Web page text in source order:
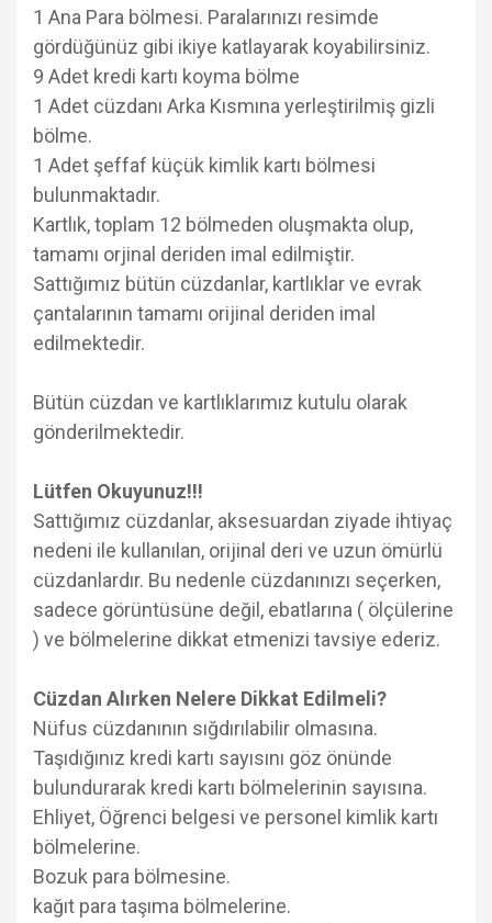
1 Ana Para bölmesi. Paralarınızı resimde
gördüğünüz gibi ikiye katlayarak koyabilirsiniz.
9 Adet kredi kartı koyma bölme
1 Adet cüzdanı Arka Kısmına yerleştirilmiş gizli
bölme.
1 Adet şeffaf küçük kimlik kartı bölmesi
bulunmaktadır.
Kartlık, toplam 12 bölmeden oluşmakta olup,
tamamı orjinal deriden imal edilmiştir.
Sattığımız bütün cüzdanlar, kartlıklar ve evrak
çantalarının tamamı orijinal deriden imal
edilmektedir.
Bütün cüzdan ve kartlıklarımız kutulu olarak
gönderilmektedir.
Lütfen Okuyunuz!!!
Sattığımız cüzdanlar, aksesuardan ziyade ihtiyaç
nedeni ile kullanılan, orijinal deri ve uzun ömürlü
cüzdanlardır. Bu nedenle cüzdanınızı seçerken,
sadece görüntüsüne değil, ebatlarına ( ölçülerine
) ve bölmelerine dikkat etmenizi tavsiye ederiz.
Cüzdan Alırken Nelere Dikkat Edilmeli?
Nüfus cüzdanının sığdırılabilir olmasına.
Taşıdığınız kredi kartı sayısını göz önünde
bulundurarak kredi kartı bölmelerinin sayısına.
Ehliyet, Öğrenci belgesi ve personel kimlik kartı
bölmelerine.
Bozuk para bölmesine.
kağıt para taşıma bölmelerine.